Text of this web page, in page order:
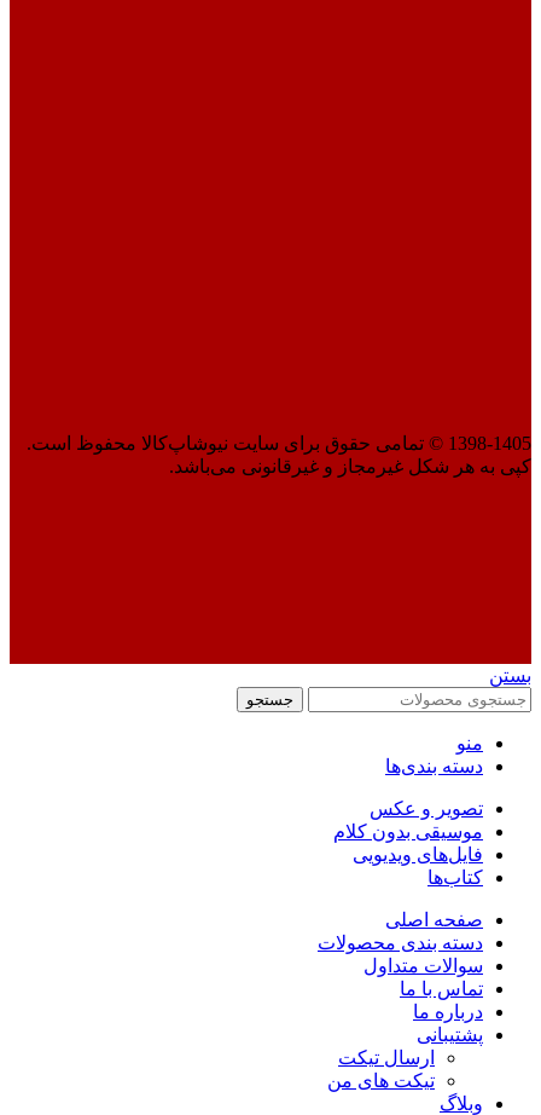
1398-1405 © تمامی حقوق برای سایت نیوشاپ‌کالا محفوظ است.
کپی به هر شکل غیرمجاز و غیرقانونی می‌باشد.
بستن
جستجو
منو
دسته بندی‌ها
تصویر و عکس
موسیقی بدون کلام
فایل‌های ویدیویی
کتاب‌ها
صفحه اصلی
دسته بندی محصولات
سوالات متداول
تماس با ما
درباره ما
پشتیبانی
ارسال تیکت
تیکت های من
وبلاگ